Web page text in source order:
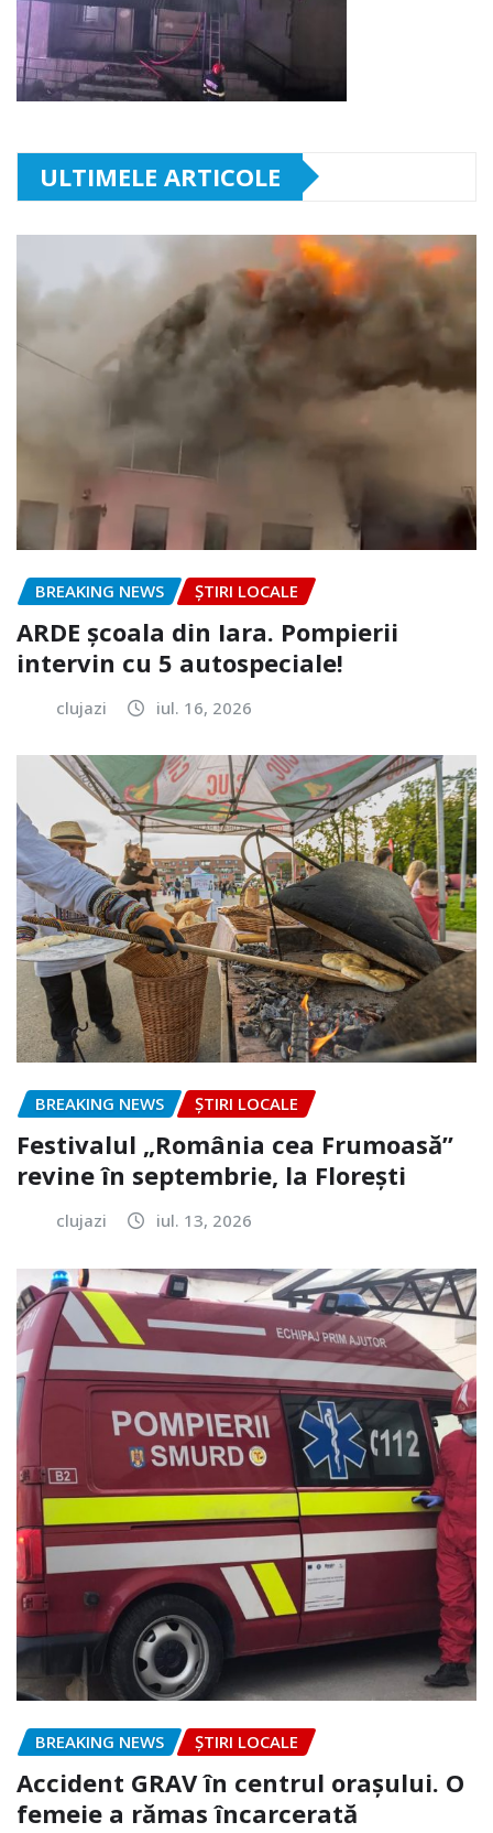
ULTIMELE ARTICOLE
BREAKING NEWS ȘTIRI LOCALE
ARDE școala din Iara. Pompierii
intervin cu 5 autospeciale!
clujazi iul. 16, 2026
BREAKING NEWS ȘTIRI LOCALE
Festivalul „România cea Frumoasă”
revine în septembrie, la Florești
clujazi iul. 13, 2026
BREAKING NEWS ȘTIRI LOCALE
Accident GRAV în centrul orașului. O
femeie a rămas încarcerată